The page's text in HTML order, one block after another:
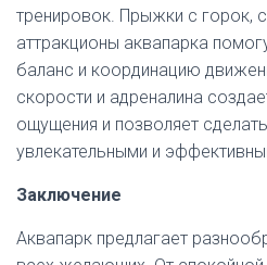
тренировок. Прыжки с горок,
аттракционы аквапарка
баланс и координацию
скорости и адреналина
ощущения и позволяет
увлекательными и
Заключение
Аквапарк предлагает